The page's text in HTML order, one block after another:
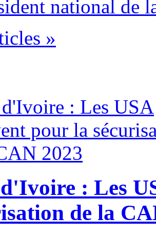
national de
»
: Les
de la